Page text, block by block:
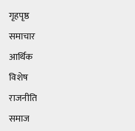
गृहपृष्ठ
समाचार
आर्थिक
विशेष
राजनीति
समाज